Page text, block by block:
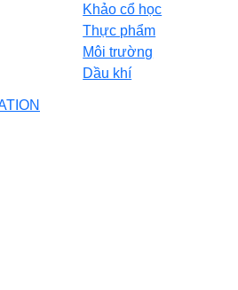
Khảo cổ học
Thực phẩm
Môi trường
Dầu khí